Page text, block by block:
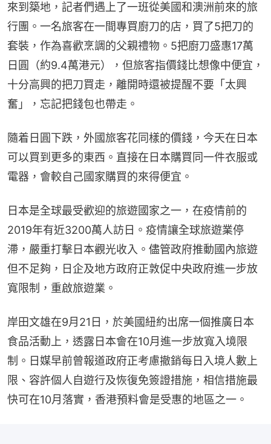
來到築地，記者們遇上了一班從美國和澳洲前來的旅
行團。一名旅客在一間專買廚刀的店，買了5把刀的
套裝，作為喜歡烹調的父親禮物。5把廚刀盛惠17萬
日圓（約9.4萬港元），但旅客指價錢比想像中便宜，
十分高興的把刀買走，離開時還被提醒不要「太興
奮」，忘記把錢包也帶走。
隨着日圓下跌，外國旅客花同樣的價錢，今天在日本
可以買到更多的東西。直接在日本購買同一件衣服或
電器，會較自己國家購買的來得便宜。
日本是全球最受歡迎的旅遊國家之一，在疫情前的
2019年有近3200萬人訪日。疫情讓全球旅遊業停
滯，嚴重打擊日本觀光收入。儘管政府推動國內旅遊
但不足夠，日企及地方政府正敦促中央政府進一步放
寬限制，重啟旅遊業。
岸田文雄在9月21日，於美國紐約出席一個推廣日本
食品活動上，透露日本會在10月進一步放寬入境限
制。日媒早前曾報道政府正考慮撤銷每日入境人數上
限、容許個人自遊行及恢復免簽證措施，相信措施最
快可在10月落實，香港預料會是受惠的地區之一。